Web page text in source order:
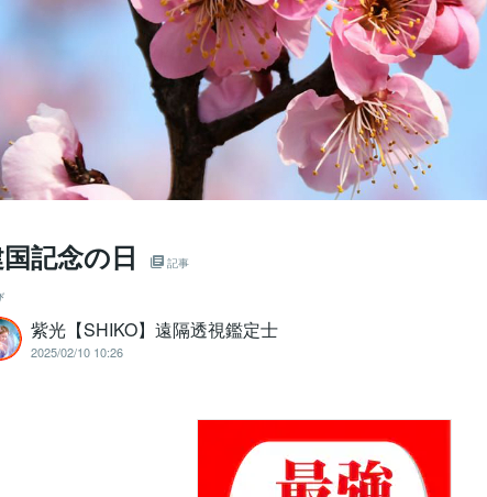
記念の日 記事
紫光【SHIKO】遠隔透視鑑定士
2025/02/10 10:26